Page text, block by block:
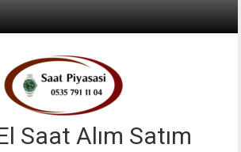
Saat Alım Satım